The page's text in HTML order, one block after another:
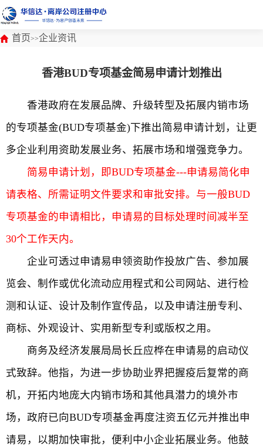
首页>>企业资讯
香港BUD专项基金简易申请计划推出
香港政府在发展品牌、升级转型及拓展内销市场
的专项基金(BUD专项基金)下推出简易申请计划，让更
多企业利用资助发展业务、拓展市场和增强竞争力。
简易申请计划，即BUD专项基金---申请易简化申
请表格、所需证明文件要求和审批安排。与一般BUD
专项基金的申请相比，申请易的目标处理时间减半至
30个工作天内。
企业可透过申请易申领资助作投放广告、参加展
览会、制作或优化流动应用程式和公司网站、进行检
测和认证、设计及制作宣传品，以及申请注册专利、
商标、外观设计、实用新型专利或版权之用。
商务及经济发展局局长丘应桦在申请易的启动仪
式致辞。他指，为进一步协助业界把握疫后复常的商
机，开拓内地庞大内销市场和其他具潜力的境外市
场，政府已向BUD专项基金再度注资五亿元并推出申
请易，以期加快审批，便利中小企业拓展业务。他鼓